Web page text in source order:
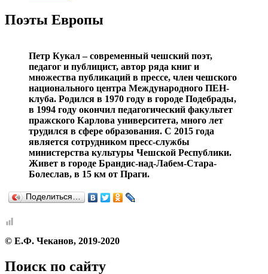
Поэты Европы
Петр Кукал – современный чешский поэт,
педагог и публицист, автор ряда книг и
множества публикаций в прессе, член чешского
национального центра Международного ПЕН-
клуба. Родился в 1970 году в городе Подебрады,
в 1994 году окончил педагогический факультет
пражского Карлова университета, много лет
трудился в сфере образования. С 2015 года
является сотрудником пресс-службы
министерства культуры Чешской Республики.
Живет в городе Брандис-над-Лабем-Стара-
Болеслав, в 15 км от Праги.
Поделиться…
© Е.Ф. Чеканов, 2019-2020
Поиск по сайту